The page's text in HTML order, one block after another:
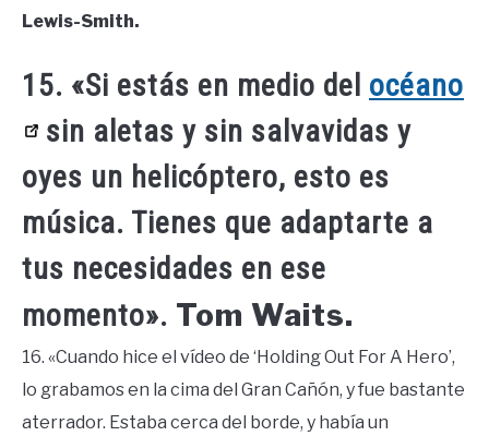
Lewis-Smith.
15. «Si estás en medio del océano
sin aletas y sin salvavidas y
oyes un helicóptero, esto es
música. Tienes que adaptarte a
tus necesidades en ese
momento». Tom Waits.
16. «Cuando hice el vídeo de ‘Holding Out For A Hero’,
lo grabamos en la cima del Gran Cañón, y fue bastante
aterrador. Estaba cerca del borde, y había un